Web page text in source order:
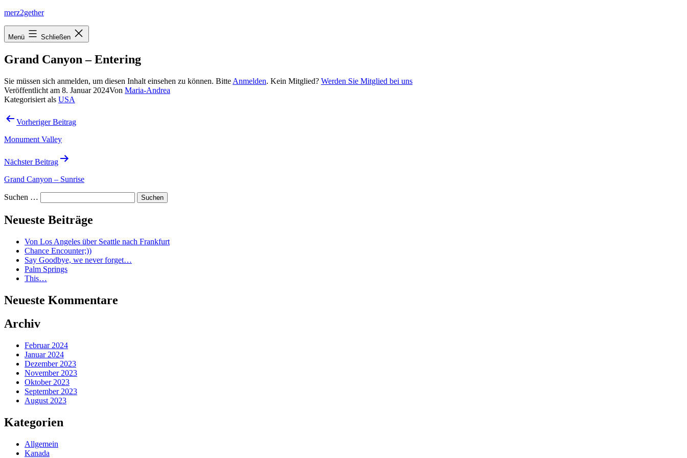
Zum
springen
merz2gether
Menü Schließen
Grand Canyon – Entering
Sie müssen sich anmelden, um diesen Inhalt einsehen zu können. Bitte Anmelden. Kein Mitglied? Werden Sie Mitglied bei uns
Veröffentlicht am 8. Januar 2024Von Maria-Andrea
Kategorisiert als USA
Beitragsnavigation
Vorheriger Beitrag
Monument Valley
Nächster Beitrag
Grand Canyon – Sunrise
Suchen …
Neueste Beiträge
Von Los Angeles über Seattle nach Frankfurt
Chance Encounter;))
Say Goodbye, we never forget…
Palm Springs
This…
Neueste Kommentare
Archiv
Februar 2024
Januar 2024
Dezember 2023
November 2023
Oktober 2023
September 2023
August 2023
Kategorien
Allgemein
Kanada